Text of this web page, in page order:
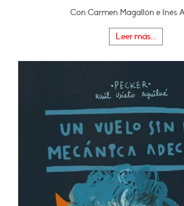
Con Carmen Magallón e Inés
Leer más...